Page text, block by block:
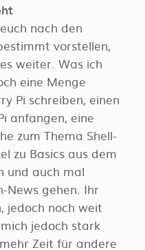
nach den
vorstellen,
weiter. Was ich
eine Menge
Pi schreiben, einen
anfangen, eine
zum Thema Shell-
zu Basics aus dem
und auch mal
News gehen. Ihr
jedoch noch weit
jedoch stark
Zeit für andere